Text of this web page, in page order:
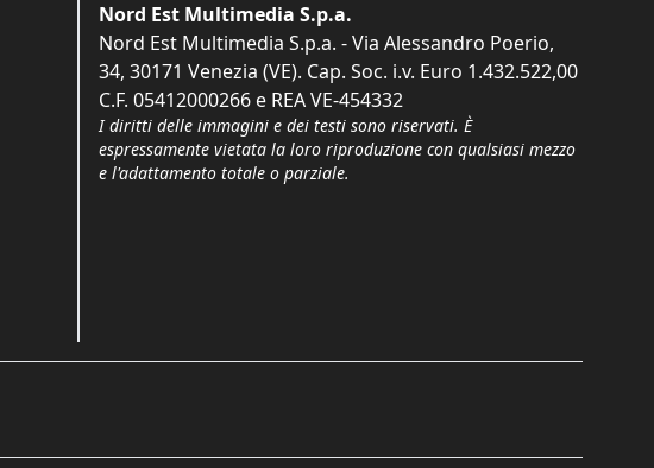
Nord Est Multimedia S.p.a.
Nord Est Multimedia S.p.a. - Via Alessandro Poerio,
34, 30171 Venezia (VE). Cap. Soc. i.v. Euro 1.432.522,00
C.F. 05412000266 e REA VE-454332
I diritti delle immagini e dei testi sono riservati. È
espressamente vietata la loro riproduzione con qualsiasi mezzo
e l'adattamento totale o parziale.